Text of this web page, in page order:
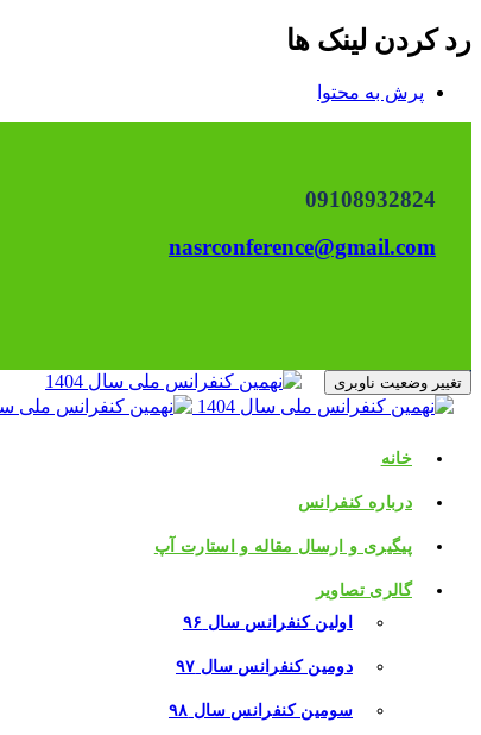
رد کردن لینک ها
پرش به محتوا
09108932824
nasrconference@gmail.com
تغییر وضعیت ناوبری
خانه
درباره کنفرانس
پیگیری و ارسال مقاله و استارت آپ
گالری تصاویر
اولین کنفرانس سال ۹۶
دومین کنفرانس سال ۹۷
سومین کنفرانس سال ۹۸